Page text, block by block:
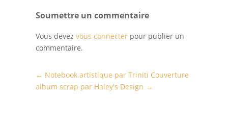
Soumettre un commentaire
Vous devez vous connecterpour publier un
commentaire.
← Notebook artistique par Triniti Couverture
album scrap par Haley's Design →